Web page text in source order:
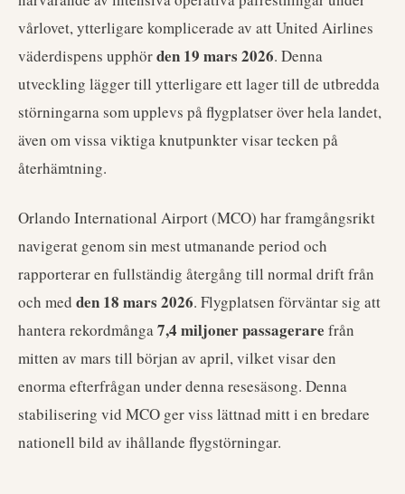
vårlovet, ytterligare komplicerade av att United Airlines
väderdispens upphörden 19 mars 2026. Denna
utveckling lägger till ytterligare ett lager till de utbredda
störningarna som upplevs på flygplatser över hela landet,
även om vissa viktiga knutpunkter visar tecken på
återhämtning.
Orlando International Airport (MCO) har framgångsrikt
navigerat genom sin mest utmanande period och
rapporterar en fullständig återgång till normal drift från
och med den 18 mars 2026. Flygplatsen förväntar sig att
hantera rekordmånga7,4 miljoner passagerare från
mitten av mars till början av april, vilket visar den
enorma efterfrågan under denna resesäsong. Denna
stabilisering vid MCO ger viss lättnad mitt i en bredare
nationell bild av ihållande flygstörningar.